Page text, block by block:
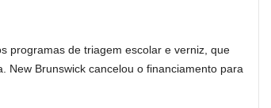
programas de triagem escolar e verniz, que
New Brunswick cancelou o financiamento para